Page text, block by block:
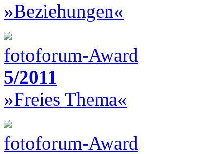
»Beziehungen«
fotoforum-Award
5/2011
»Freies Thema«
fotoforum-Award